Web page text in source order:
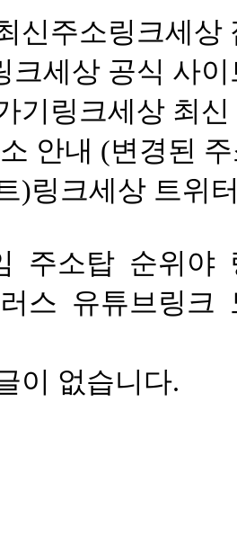
신주소링크세상
크세상 공식 사
기 링크세상 최
안내 (변경된
)링크세상 트위
주소탑 순위야
스 유튜브링크
이 없습니다.